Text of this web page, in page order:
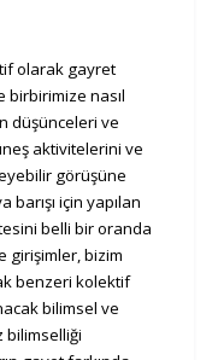
olarak gayret
birbirimize nasıl
düşünceleri ve
aktivitelerini ve
görüşüne
barışı için yapılan
belli bir oranda
girişimler, bizim
benzeri kolektif
bilimsel ve
bilimselliği